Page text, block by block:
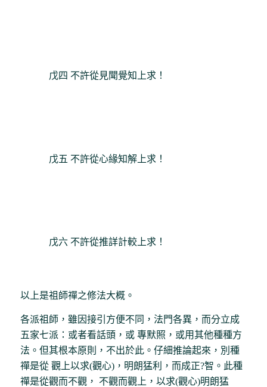
戊四 不許從見聞覺知上求！
戊五 不許從心緣知解上求！
戊六 不許從推詳計較上求！
以上是祖師禪之修法大概。
各派祖師，雖因接引方便不同，法門各異，而分立成
五家七派：或者看話頭，或 專默照，或用其他種種方
法。但其根本原則，不出於此。仔細推論起來，別種
禪是從 觀上以求(觀心)，明朗猛利，而成正?智。此種
禪是從觀而不觀， 不觀而觀上，以求(觀心)明朗猛